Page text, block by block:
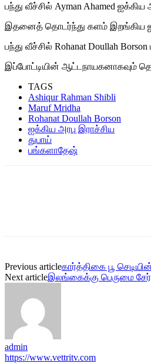
பந்து வீச்சில் Ayman Ahamed
இதனைத் தொடர்ந்து களம் இறங்கிய
பந்து வீச்சில் Rohanat Doullah
இப்போட்டியின் ஆட்டநாயகனாகவும்
TAGS
Ashiqur Rahman Shibli
Maruf Mridha
Rohanat Doullah Borson
ஐக்கிய அரபு இராச்சிய
துபாய்
பங்களாதேஷ்
Previous articleகார்த்திகை பூ
Next articleஇலங்கைக்கு பெருமை
admin
https://www.vettritv.com